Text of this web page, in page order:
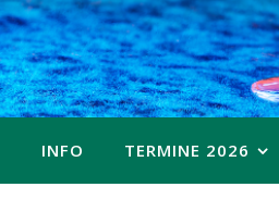
INFO TERMINE 2026